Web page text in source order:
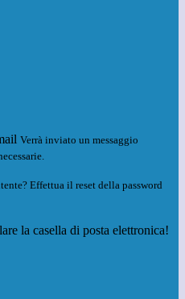
Verrà inviato un messaggio
Effettua il reset della password
la casella di posta elettronica!